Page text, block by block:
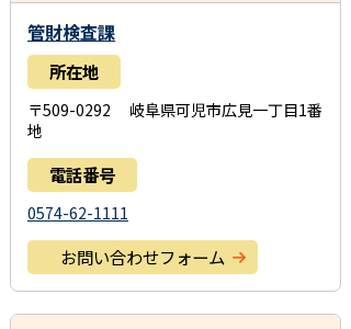
管財検査課
所在地
〒509-0292 岐阜県可児市広見一丁目1番
地
電話番号
0574-62-1111
お問い合わせフォーム